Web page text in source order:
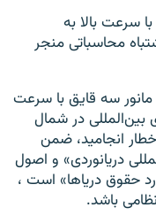
سرعت بالا به
محاسباتی منجر
سه قایق با سرعت
بین‌المللی در شمال
انجامید، ضمن
دریانوردی» و اصول
حقوق دریا‌ها» است ،
باشد.